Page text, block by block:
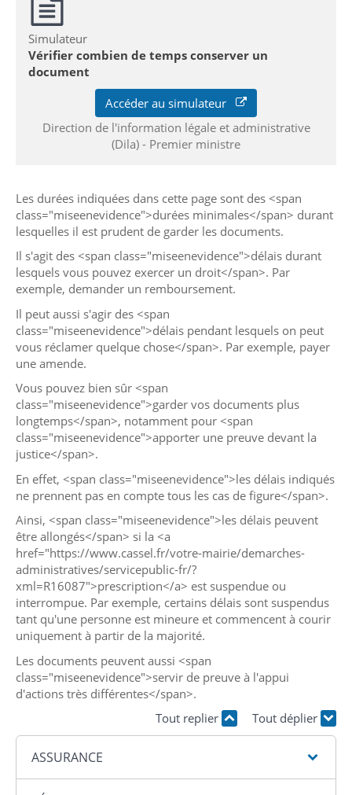
Simulateur
Vérifier combien de temps conserver un
document
Accéder au simulateur
Direction de l'information légale et administrative
(Dila) - Premier ministre
Les durées indiquées dans cette page sont des <span
class="miseenevidence">durées minimales</span> durant
lesquelles il est prudent de garder les documents.
Il s'agit des <span class="miseenevidence">délais durant
lesquels vous pouvez exercer un droit</span>. Par
exemple, demander un remboursement.
Il peut aussi s'agir des <span
class="miseenevidence">délais pendant lesquels on peut
vous réclamer quelque chose</span>. Par exemple, payer
une amende.
Vous pouvez bien sûr <span
class="miseenevidence">garder vos documents plus
longtemps</span>, notamment pour <span
class="miseenevidence">apporter une preuve devant la
justice</span>.
En effet, <span class="miseenevidence">les délais indiqués
ne prennent pas en compte tous les cas de figure</span>.
Ainsi, <span class="miseenevidence">les délais peuvent
être allongés</span> si la <a
href="https://www.cassel.fr/votre-mairie/demarches-
administratives/servicepublic-fr/?
xml=R16087">prescription</a> est suspendue ou
interrompue. Par exemple, certains délais sont suspendus
tant qu'une personne est mineure et commencent à courir
uniquement à partir de la majorité.
Les documents peuvent aussi <span
class="miseenevidence">servir de preuve à l'appui
d'actions très différentes</span>.
Tout replier
Tout déplier
ASSURANCE